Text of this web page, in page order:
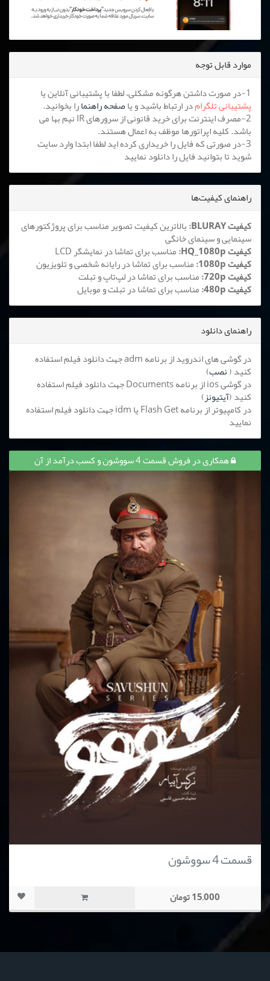
موارد قابل توجه
1-در صورت داشتن هرگونه مشکلی، لطفا با پشتیبانی آنلاین یا
پشتیبانی تلگرامدر ارتباط باشید و یاصفحه راهنمارا بخوانید.
2-مصرف اینترنت برای خرید قانونی از سرورهای IR نیم بها می
باشد. کلیه اپراتورها موظف به اعمال هستند.
3-در صورتی که فایل را خریداری کرده اید لطفا ابتدا وارد سایت
شوید تا بتوانید فایل را دانلود نمایید
راهنمای کیفیت‌ها
کیفیت BLURAY:
بالاترین کیفیت تصویر مناسب برای پروژکتورهای
سینمایی و سینمای خانگی
کیفیت HQ_1080p: مناسب برای تماشا در نمایشگر LCD
کیفیت 1080p: مناسب برای تماشا در رایانه شخصی و تلویزیون
کیفیت 720p: مناسب برای تماشا در لپ‌تاپ و تبلت
کیفیت 480p: مناسب برای تماشا در تبلت و موبایل
راهنمای دانلود
در گوشی های اندروید از برنامه adm جهت دانلود فیلم استفاده
کنید (نصب)
در گوشی ios از برنامه Documents جهت دانلود فیلم استفاده
کنید (آیتیونز)
در کامپیوتر از برنامه Flash Get یا idm جهت دانلود فیلم استفاده
نمایید
همکاری در فروش قسمت 4 سووشون و کسب درآمد از آن
قسمت 4 سووشون
15,000 تومان